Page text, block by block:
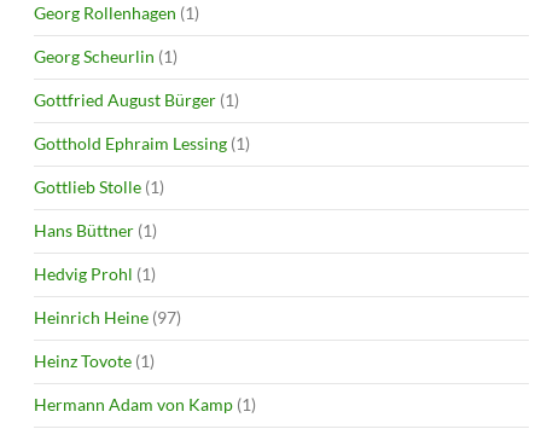
Georg Rollenhagen (1)
Georg Scheurlin (1)
Gottfried August Bürger (1)
Gotthold Ephraim Lessing (1)
Gottlieb Stolle (1)
Hans Büttner (1)
Hedvig Prohl (1)
Heinrich Heine (97)
Heinz Tovote (1)
Hermann Adam von Kamp (1)